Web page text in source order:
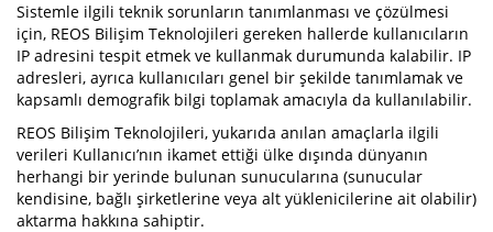
Sistemle ilgili teknik sorunların tanımlanması ve çözülmesi
için, REOS Bilişim Teknolojileri gereken hallerde kullanıcıların
IP adresini tespit etmek ve kullanmak durumunda kalabilir. IP
adresleri, ayrıca kullanıcıları genel bir şekilde tanımlamak ve
kapsamlı demografik bilgi toplamak amacıyla da kullanılabilir.
REOS Bilişim Teknolojileri, yukarıda anılan amaçlarla ilgili
verileri Kullanıcı’nın ikamet ettiği ülke dışında dünyanın
herhangi bir yerinde bulunan sunucularına (sunucular
kendisine, bağlı şirketlerine veya alt yüklenicilerine ait olabilir)
aktarma hakkına sahiptir.